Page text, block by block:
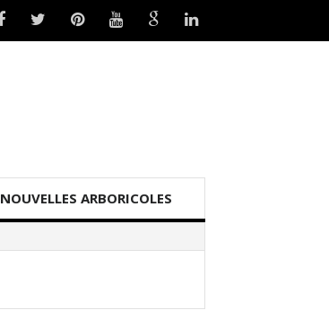
NOUVELLES ARBORICOLES